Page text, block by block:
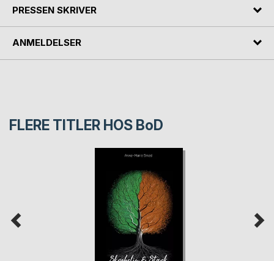
PRESSEN SKRIVER
ANMELDELSER
FLERE TITLER HOS BoD